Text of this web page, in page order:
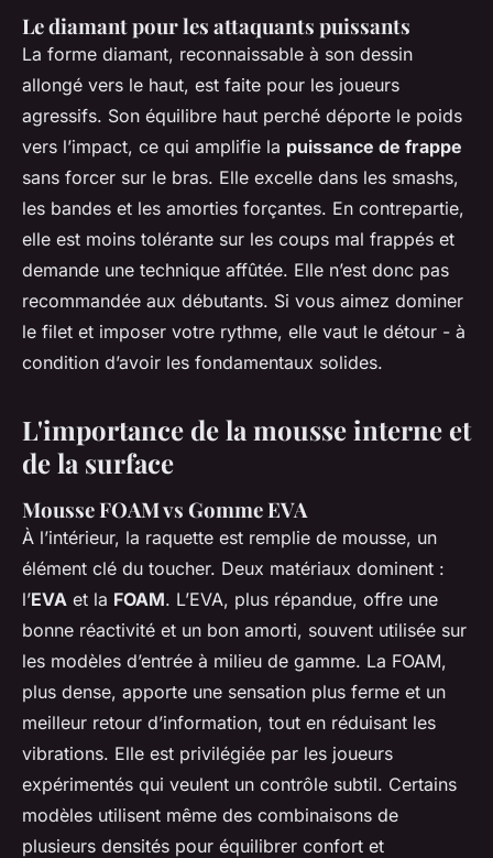
Le diamant pour les attaquants puissants
La forme diamant, reconnaissable à son dessin
allongé vers le haut, est faite pour les joueurs
agressifs. Son équilibre haut perché déporte le poids
vers l’impact, ce qui amplifie la puissance de frappe
sans forcer sur le bras. Elle excelle dans les smashs,
les bandes et les amorties forçantes. En contrepartie,
elle est moins tolérante sur les coups mal frappés et
demande une technique affûtée. Elle n’est donc pas
recommandée aux débutants. Si vous aimez dominer
le filet et imposer votre rythme, elle vaut le détour - à
condition d’avoir les fondamentaux solides.
L'importance de la mousse interne et
de la surface
Mousse FOAM vs Gomme EVA
À l’intérieur, la raquette est remplie de mousse, un
élément clé du toucher. Deux matériaux dominent :
l’EVA et la FOAM. L’EVA, plus répandue, offre une
bonne réactivité et un bon amorti, souvent utilisée sur
les modèles d’entrée à milieu de gamme. La FOAM,
plus dense, apporte une sensation plus ferme et un
meilleur retour d’information, tout en réduisant les
vibrations. Elle est privilégiée par les joueurs
expérimentés qui veulent un contrôle subtil. Certains
modèles utilisent même des combinaisons de
plusieurs densités pour équilibrer confort et